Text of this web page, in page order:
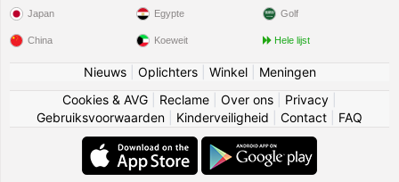
Japan
China
Egypte
Koeweit
Golf
Hele lijst
Nieuws| Oplichters| Winkel| Meningen
Cookies & AVG
Reclame Over ons Privacy
Gebruiksvoorwaarden
Kinderveiligheid Contact FAQ